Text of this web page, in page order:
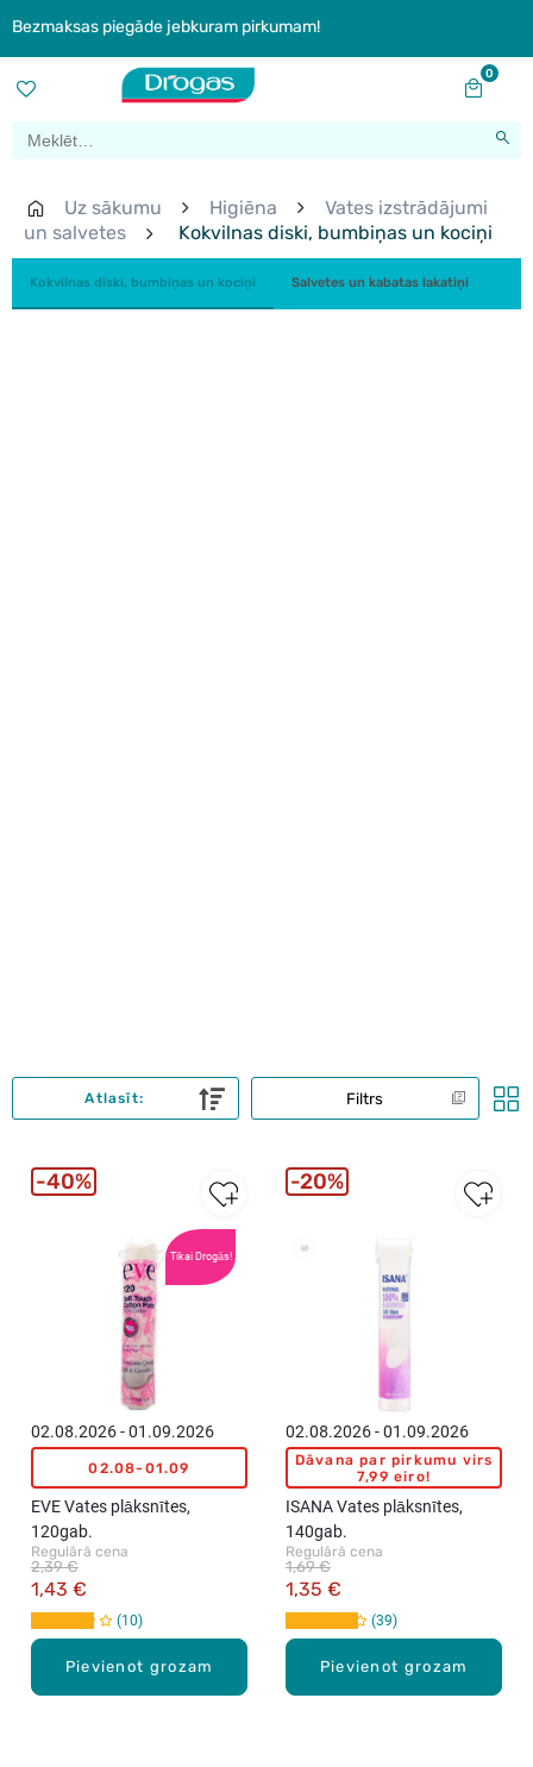
Bezmaksas piegāde jebkuram pirkumam!
0
Uz sākumu Higiēna
Vates izstrādājumi
un salvetes
Kokvilnas diski, bumbiņas un kociņi
Kokvilnas diski, bumbiņas un kociņi Salvetes un kabatas lakatiņi
Filtrs
Atlasīt:
Tikai Drogās!
Pievienot grozam
02.08.2026 - 01.09.2026
02.08-01.09
EVE Vates plāksnītes,
120gab.
Regulārā cena
1,43 €
2,39 €
10
40%
Pievienot grozam
02.08.2026 - 01.09.2026
Dāvana par pirkumu virs
7,99 eiro!
ISANA Vates plāksnītes,
140gab.
Regulārā cena
1,35 €
1,69 €
39
20%